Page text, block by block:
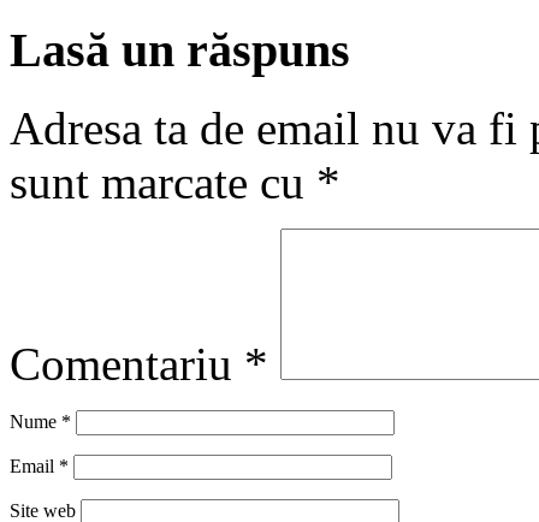
Lasă un răspuns
Adresa ta de email nu va fi
sunt marcate cu *
Comentariu *
Nume *
Email *
Site web